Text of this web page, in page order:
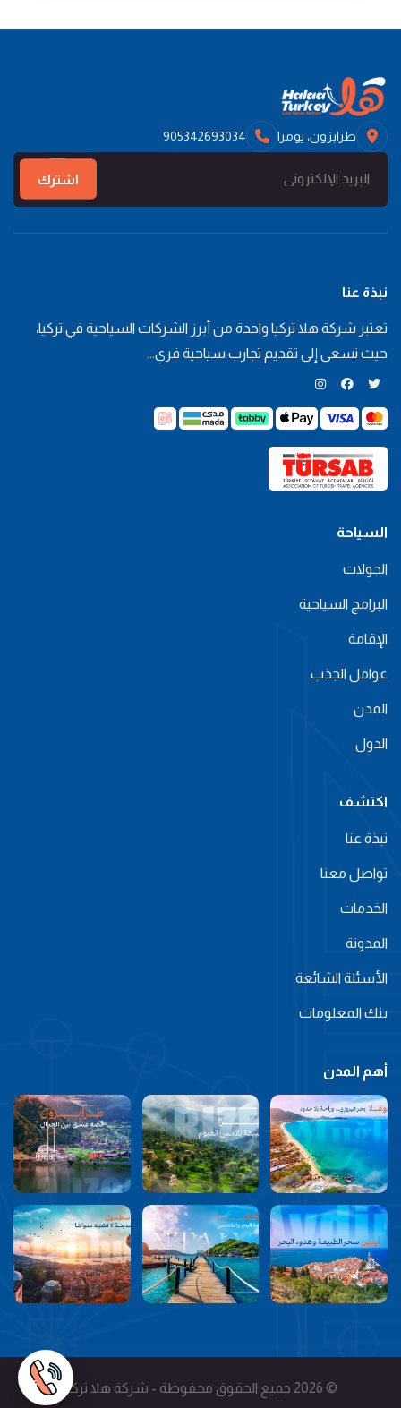
طرابزون، يومرا 905342693034
اشترك
نبذة عنا
تعتبر شركة هلا تركيا واحدة من أبرز الشركات السياحية في تركيا،
حيث نسعى إلى تقديم تجارب سياحية فري...
تويترفيسبوكانستغرام
السياحة
الجولات
البرامج السياحية
الإقامة
عوامل الجذب
المدن
الدول
اكتشف
نبذة عنا
تواصل معنا
الخدمات
المدونة
الأسئلة الشائعة
بنك المعلومات
أهم المدن
© 2026 جميع الحقوق محفوظة - شركة هلا تركيا